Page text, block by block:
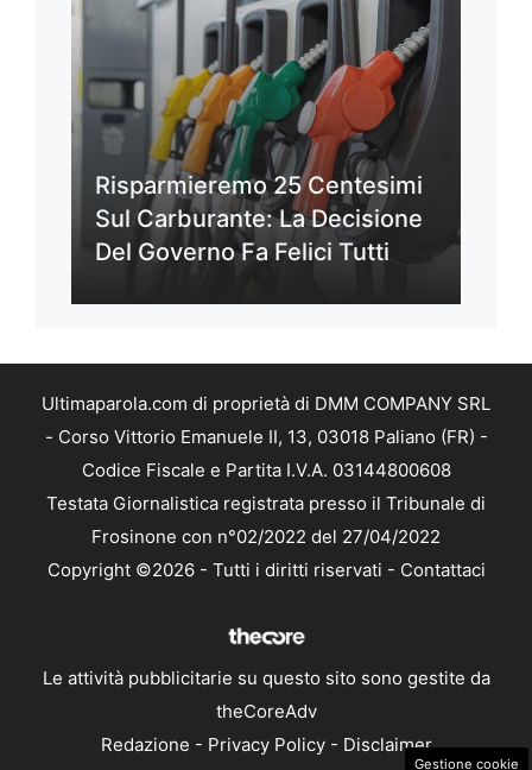
Risparmieremo 25 Centesimi
Sul Carburante: La Decisione
Del Governo Fa Felici Tutti
Ultimaparola.com di proprietà di DMM COMPANY SRL
- Corso Vittorio Emanuele II, 13, 03018 Paliano (FR) -
Codice Fiscale e Partita I.V.A. 03144800608
Testata Giornalistica registrata presso il Tribunale di
Frosinone con n°02/2022 del 27/04/2022
Copyright ©2026 - Tutti i diritti riservati - Contattaci
Le attività pubblicitarie su questo sito sono gestite da
theCoreAdv
Redazione - Privacy Policy- Disclaimer
Gestione cookie